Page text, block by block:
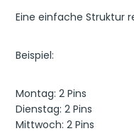
Eine einfache Struktur
Beispiel:
Montag: 2 Pins
Dienstag: 2 Pins
Mittwoch: 2 Pins